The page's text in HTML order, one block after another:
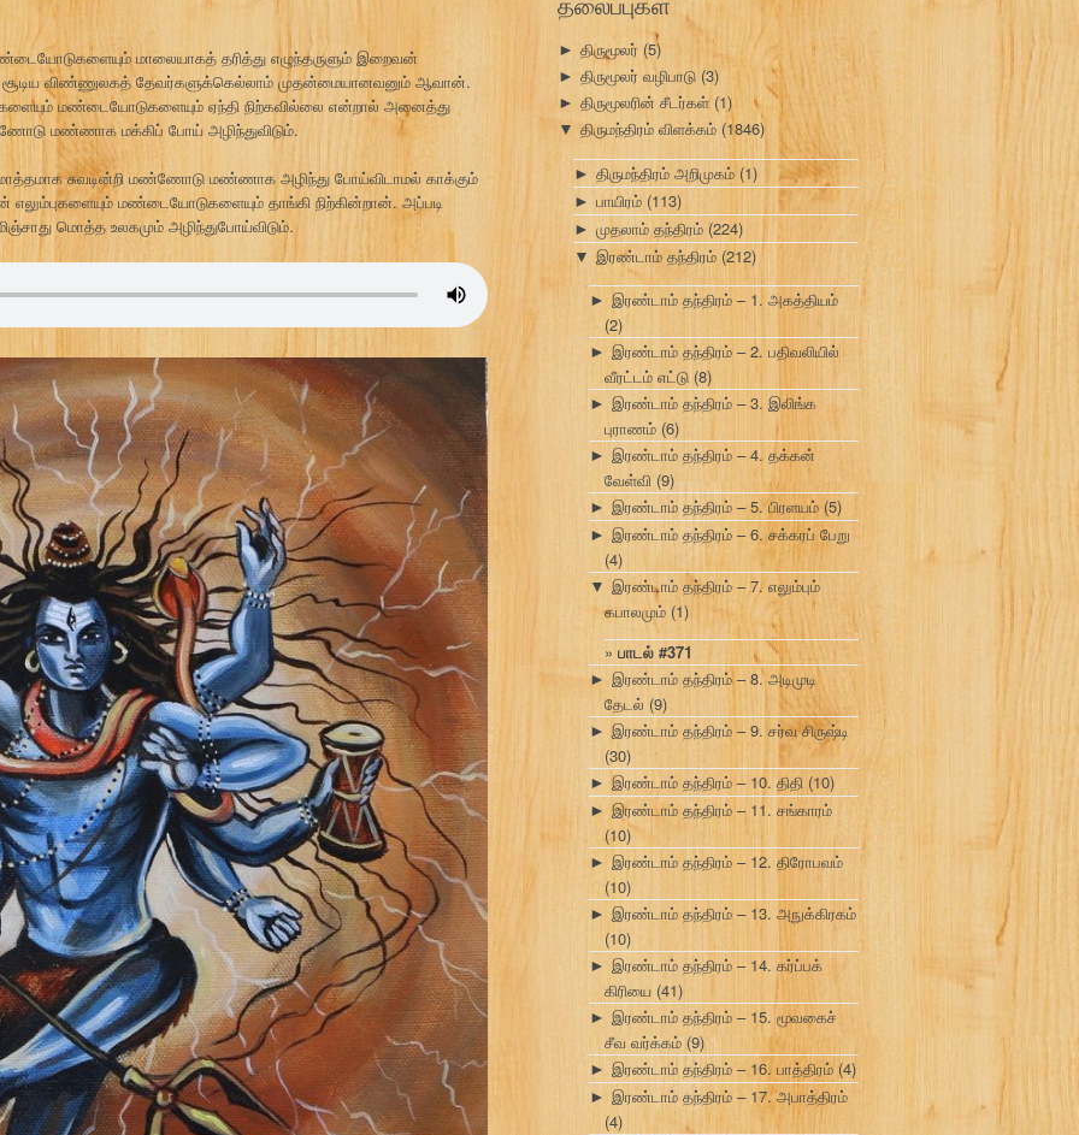
மாலையாகத் தரித்து எழுந்தருளும் இறைவன்
சூடிய விண்ணுலகத் தேவர்களுக்கெல்லாம் முதன்மையானவனும் ஆவான்.
மண்டையோடுகளையும் ஏந்தி நிற்கவில்லை என்றால் அனைத்து
மண்ணாக மக்கிப் போய் அழிந்துவிடும்.
சுவடின்றி மண்ணோடு மண்ணாக அழிந்து போய்விடாமல் காக்கும்
மண்டையோடுகளையும் தாங்கி நிற்கின்றான். அப்படி
மொத்த உலகமும் அழிந்துபோய்விடும்.
► திருமூலர் (5)
► திருமூலர் வழிபாடு (3)
► திருமூலரின் சீடர்கள் (1)
▼ திருமந்திரம் விளக்கம் (1846)
► திருமந்திரம் அறிமுகம் (1)
► பாயிரம் (113)
► முதலாம் தந்திரம் (224)
▼ இரண்டாம் தந்திரம் (212)
► இரண்டாம் தந்திரம் – 1. அகத்தியம்
(2)
► இரண்டாம் தந்திரம் – 2. பதிவலியில்
வீரட்டம் எட்டு (8)
► இரண்டாம் தந்திரம் – 3. இலிங்க
புராணம் (6)
► இரண்டாம் தந்திரம் – 4. தக்கன்
வேள்வி (9)
► இரண்டாம் தந்திரம் – 5. பிரளயம் (5)
► இரண்டாம் தந்திரம் – 6. சக்கரப் பேறு
(4)
▼ இரண்டாம் தந்திரம் – 7. எலும்பும்
கபாலமும் (1)
பாடல் #371
► இரண்டாம் தந்திரம் – 8. அடிமுடி
தேடல் (9)
► இரண்டாம் தந்திரம் – 9. சர்வ சிருஷ்டி
(30)
► இரண்டாம் தந்திரம் – 10. திதி (10)
► இரண்டாம் தந்திரம் – 11. சங்காரம்
(10)
► இரண்டாம் தந்திரம் – 12. திரோபவம்
(10)
► இரண்டாம் தந்திரம் – 13. அநுக்கிரகம்
(10)
► இரண்டாம் தந்திரம் – 14. கர்ப்பக்
கிரியை (41)
► இரண்டாம் தந்திரம் – 15. மூவகைச்
சீவ வர்க்கம்(9)
► இரண்டாம் தந்திரம் – 16. பாத்திரம் (4)
► இரண்டாம் தந்திரம் – 17. அபாத்திரம்
(4)